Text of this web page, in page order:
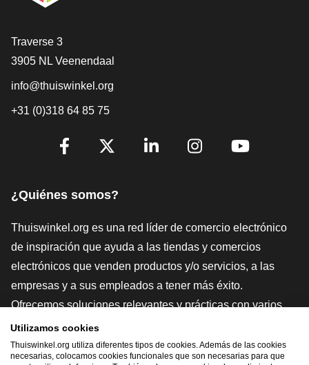
[_General:Contact]
Traverse 3
3905 NL Veenendaal
info@thuiswinkel.org
+31 (0)318 64 85 75
[_General:SocialMediaTitle]
¿Quiénes somos?
Thuiswinkel.org es una red líder de comercio electrónico
de inspiración que ayuda a las tiendas y comercios
electrónicos que venden productos y/o servicios, a las
empresas y a sus empleados a tener más éxito.
Ofrecemos soluciones relevantes y prácticas con varios
sellos de confianza, Thuiswinkel Reviews, herramientas y
asesoramiento jurídico, defensa, estudios de mercado, y
Utilizamos cookies
Thuiswinkel.org utiliza diferentes tipos de cookies. Además de las cookies
necesarias, colocamos cookies funcionales que son necesarias para que